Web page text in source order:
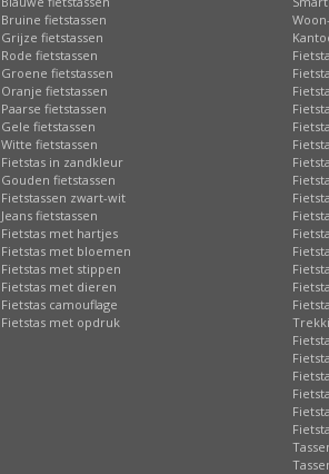
Bruine fietstassen
Grijze fietstassen
Rode fietstassen
Groene fietstassen
Oranje fietstassen
Paarse fietstassen
Gele fietstassen
Witte fietstassen
Fietstas in zandkleur
Gouden fietstassen
Fietstassen zwart-wit
Jeans fietstassen
Fietstas met hartjes
Fietstas met bloemen
Fietstas met stippen
Fietstas met dieren
Fietstas camouflage
Fietstas met opdruk